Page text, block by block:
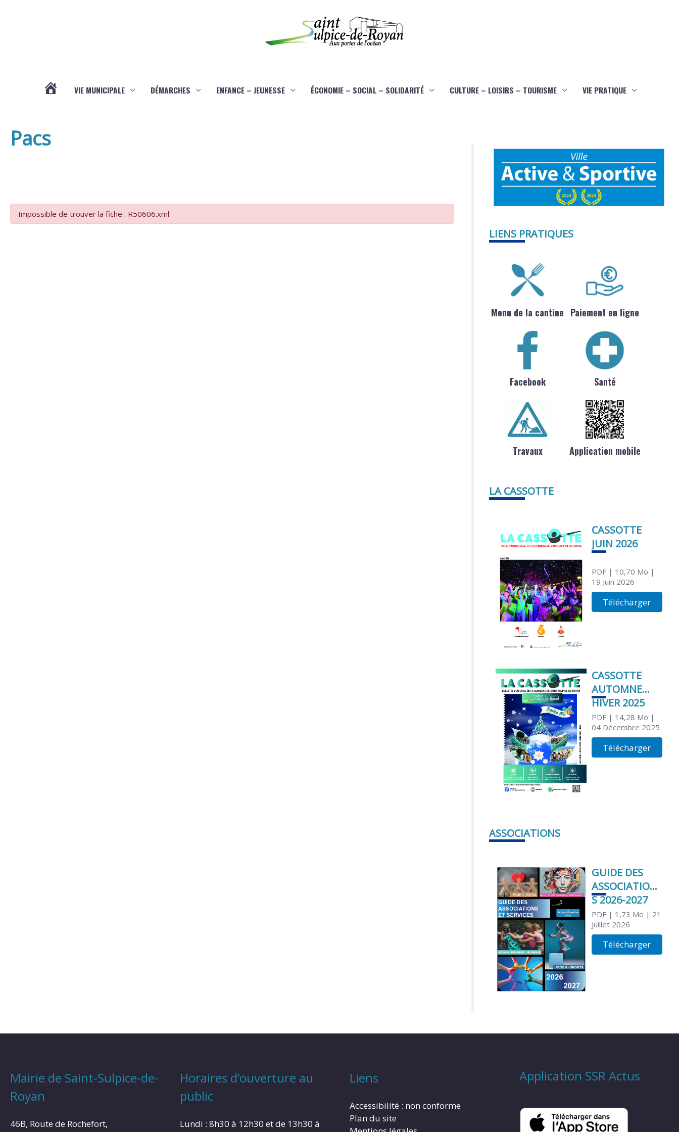
VIE MUNICIPALE DÉMARCHES ENFANCE – JEUNESSE ÉCONOMIE – SOCIAL – SOLIDARITÉ CULTURE – LOISIRS – TOURISME VIE PRATIQUE
Pacs
Impossible de trouver la fiche : R50606.xml
LIENS PRATIQUES
Menu de la cantine Paiement en ligne
Facebook Santé
Travaux Application mobile
LA CASSOTTE
CASSOTTE
JUIN 2026
PDF| 10,70 Mo |
19 Juin 2026
Télécharger
CASSOTTE
AUTOMNE
HIVER 2025
PDF| 14,28 Mo |
04 Décembre 2025
Télécharger
ASSOCIATIONS
GUIDE DES
ASSOCIATION
S 2026-2027
PDF| 1,73 Mo | 21
Juillet 2026
Télécharger
Mairie de Saint-Sulpice-de-
Royan
46B, Route de Rochefort,
Horaires d’ouverture au
public
Lundi : 8h30 à 12h30 et de 13h30 à
Liens
Accessibilité : non conforme
Plan du site
Application SSR Actus